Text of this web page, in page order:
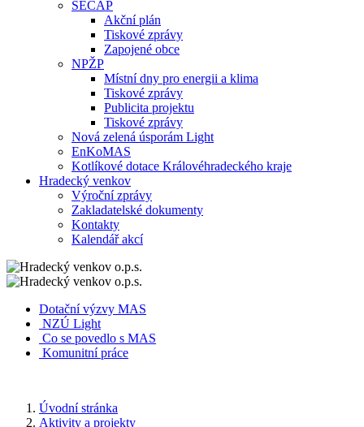
SECAP
Akční plán
Tiskové zprávy
Zapojené obce
NPŽP
Místní dny pro energii a klima
Tiskové zprávy
Publicita projektu
Tiskové zprávy
Nová zelená úsporám Light
EnKoMAS
Kotlíkové dotace Královéhradeckého kraje
Hradecký venkov
Výroční zprávy
Zakladatelské dokumenty
Kontakty
Kalendář akcí
Dotační výzvy MAS
NZÚ Light
Co se povedlo s MAS
Komunitní práce
Úvodní stránka
Aktivity a projekty